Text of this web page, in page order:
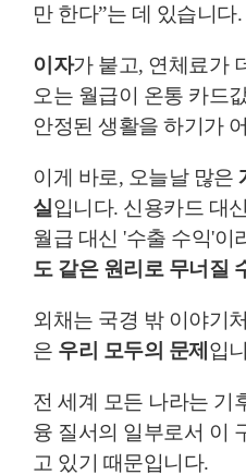
만 한다”는 데 있습니다.
이자가 붙고, 연체료가
오는 월급이 온통 카드
안정된 생활을 하기가
이게 바로, 오늘날 많은
실 입니다. 신용카드 대
월급 대신 '수출 수익'이
도 같은 원리로 무너질
외채는 국경 밖 이야기
은 우리 모두의 문제 입
전 세계 모든 나라는 기
융 질서의 일부로서 이
고 있기 때문입니다.